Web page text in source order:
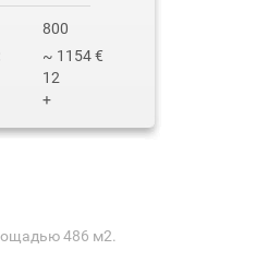
800
~ 1154 €
12
+
486 м2.